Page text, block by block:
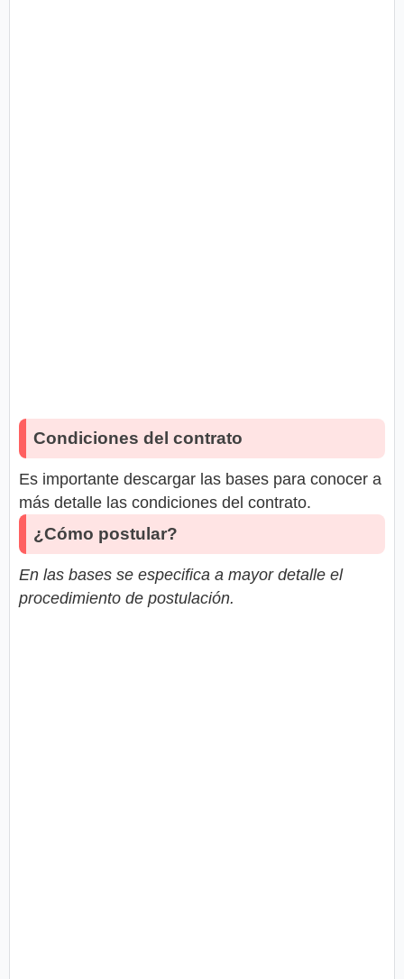
Condiciones del contrato
Es importante descargar las bases para conocer a
más detalle las condiciones del contrato.
¿Cómo postular?
En las bases se especifica a mayor detalle el
procedimiento de postulación.